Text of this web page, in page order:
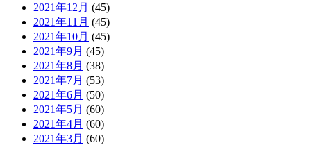
2021年12月 (45)
2021年11月 (45)
2021年10月 (45)
2021年9月 (45)
2021年8月 (38)
2021年7月 (53)
2021年6月 (50)
2021年5月 (60)
2021年4月 (60)
2021年3月 (60)